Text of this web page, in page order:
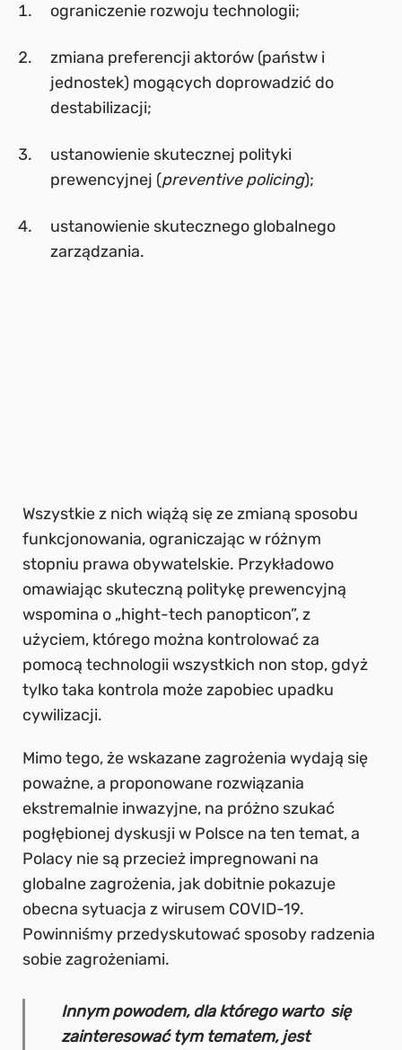
ograniczenie rozwoju technologii;
zmiana preferencji aktorów (państw i
jednostek) mogących doprowadzić do
destabilizacji;
ustanowienie skutecznej polityki
prewencyjnej (preventive policing);
ustanowienie skutecznego globalnego
zarządzania.
Wszystkie z nich wiążą się ze zmianą sposobu
funkcjonowania, ograniczając w różnym
stopniu prawa obywatelskie. Przykładowo
omawiając skuteczną politykę prewencyjną
wspomina o „hight-tech panopticon”, z
użyciem, którego można kontrolować za
pomocą technologii wszystkich non stop, gdyż
tylko taka kontrola może zapobiec upadku
cywilizacji.
Mimo tego, że wskazane zagrożenia wydają się
poważne, a proponowane rozwiązania
ekstremalnie inwazyjne, na próżno szukać
pogłębionej dyskusji w Polsce na ten temat, a
Polacy nie są przecież impregnowani na
globalne zagrożenia, jak dobitnie pokazuje
obecna sytuacja z wirusem COVID-19.
Powinniśmy przedyskutować sposoby radzenia
sobie zagrożeniami.
Innym powodem, dla którego warto się
zainteresować tym tematem, jest